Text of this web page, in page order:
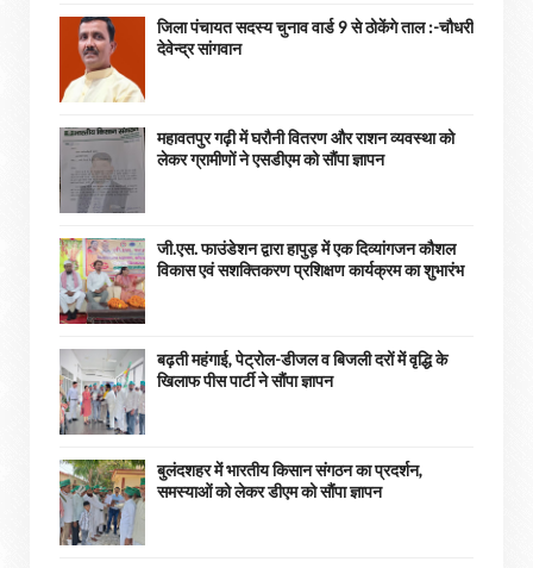
जिला पंचायत सदस्य चुनाव वार्ड 9 से ठोकेंगे ताल :-चौधरी
देवेन्द्र सांगवान
महावतपुर गढ़ी में घरौनी वितरण और राशन व्यवस्था को
लेकर ग्रामीणों ने एसडीएम को सौंपा ज्ञापन
जी.एस. फाउंडेशन द्वारा हापुड़ में एक दिव्यांगजन कौशल
विकास एवं सशक्तिकरण प्रशिक्षण कार्यक्रम का शुभारंभ
बढ़ती महंगाई, पेट्रोल-डीजल व बिजली दरों में वृद्धि के
खिलाफ पीस पार्टी ने सौंपा ज्ञापन
बुलंदशहर में भारतीय किसान संगठन का प्रदर्शन,
समस्याओं को लेकर डीएम को सौंपा ज्ञापन